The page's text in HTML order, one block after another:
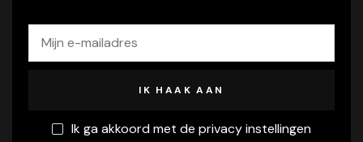
Ik ga akkoord met de privacy instellingen